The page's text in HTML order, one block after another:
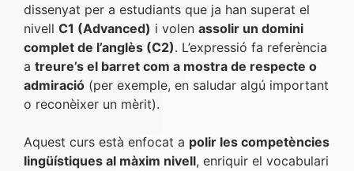
dissenyat per a estudiants que ja han superat el
nivell C1 (Advanced) i volen assolir un domini
complet de l’anglès (C2). L’expressió fa referència
a treure’s el barret com a mostra de respecte o
admiració (per exemple, en saludar algú important
o reconèixer un mèrit).
Aquest curs està enfocat a polir les competències
lingüístiques al màxim nivell, enriquir el vocabulari